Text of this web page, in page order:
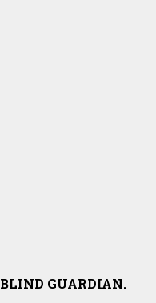
BLIND GUARDIAN.